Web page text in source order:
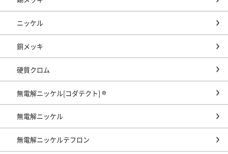
ニッケル
銅メッキ
硬質クロム
無電解ニッケル[コダテクト] ®
無電解ニッケル
無電解ニッケルテフロン